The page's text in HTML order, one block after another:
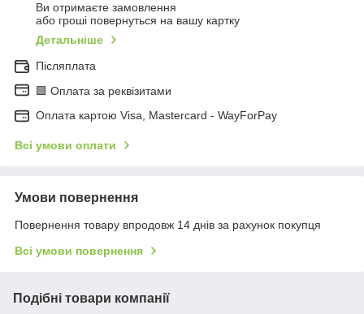
Ви отримаєте замовлення
або гроші повернуться на вашу картку
Детальніше
Післяплата
🟩 Оплата за реквізитами
Оплата картою Visa, Mastercard - WayForPay
Всі умови оплати
Умови повернення
Повернення товару впродовж 14 днів за рахунок покупця
Всі умови повернення
Подібні товари компанії